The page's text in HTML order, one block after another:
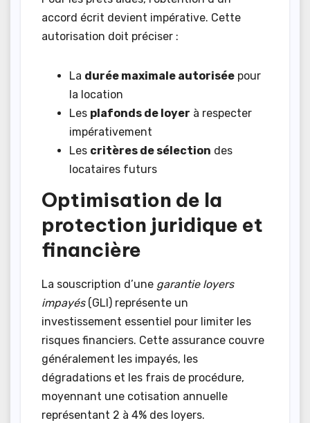
accord écrit devient impérative. Cette
autorisation doit préciser :
La durée maximale autorisée pour
la location
Les plafonds de loyer à respecter
impérativement
Les critères de sélection des
locataires futurs
Optimisation de la
protection juridique et
financière
La souscription d’une garantie loyers
impayés(GLI) représente un
investissement essentiel pour limiter les
risques financiers. Cette assurance couvre
généralement les impayés, les
dégradations et les frais de procédure,
moyennant une cotisation annuelle
représentant 2 à 4% des loyers.